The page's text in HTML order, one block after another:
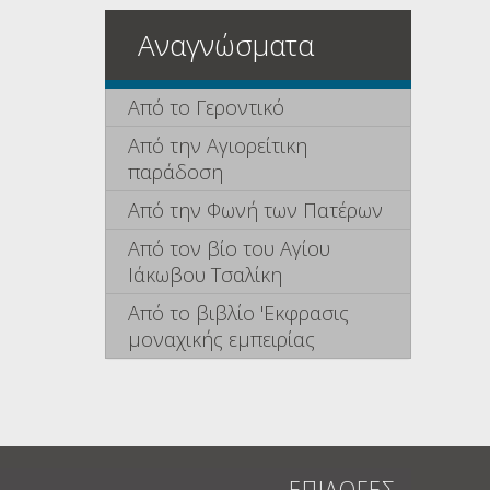
Αναγνώσματα
Από το Γεροντικό
Από την Αγιορείτικη
παράδοση
Από την Φωνή των Πατέρων
Από τον βίο του Αγίου
Ιάκωβου Τσαλίκη
Από το βιβλίο 'Εκφρασις
μοναχικής εμπειρίας